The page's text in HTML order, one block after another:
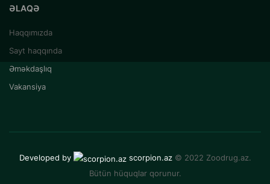
ƏLAQƏ
Haqqımızda
Sayt haqqında
Əməkdaşlıq
Vakansiya
Developed by scorpion.az © 2022 Zoodrug.az.
Bütün hüquqlar qorunur.